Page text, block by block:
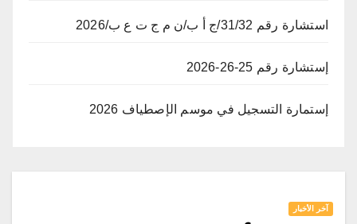
استشارة رقم 31/32/ج أ ب/ن م ج ت ع ب/2026
إستشارة رقم 25-26-2026
إستمارة التسجيل في موسم الإصطياف 2026
آخر الأخبار